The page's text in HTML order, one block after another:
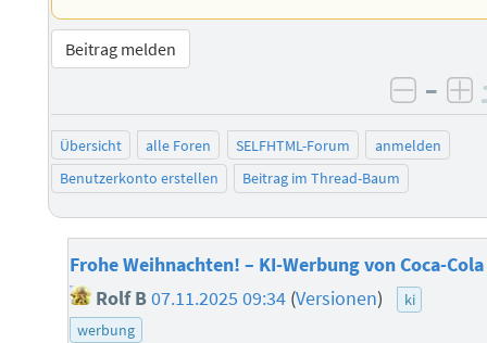
Beitrag melden
–
Übersicht alle Foren SELFHTML-Forum
anmelden
Benutzerkonto erstellen
Beitrag im Thread-Baum
Frohe Weihnachten! – KI-Werbung von Coca-Cola
Rolf B07.11.2025 09:34 (Versionen)
ki
werbung